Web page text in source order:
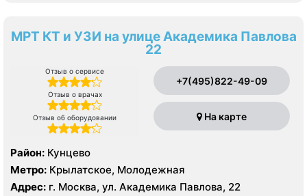
МРТ КТ и УЗИ на улице Академика Павлова
22
Отзыв о сервисе
Отзыв о врачах
Отзыв об оборудовании
+7(495)822-49-09
На карте
Район: Кунцево
Метро: Крылатское, Молодежная
Адрес: г. Москва, ул. Академика Павлова, 22